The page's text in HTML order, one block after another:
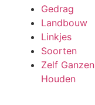
Gedrag
Landbouw
Linkjes
Soorten
Zelf Ganzen
Houden